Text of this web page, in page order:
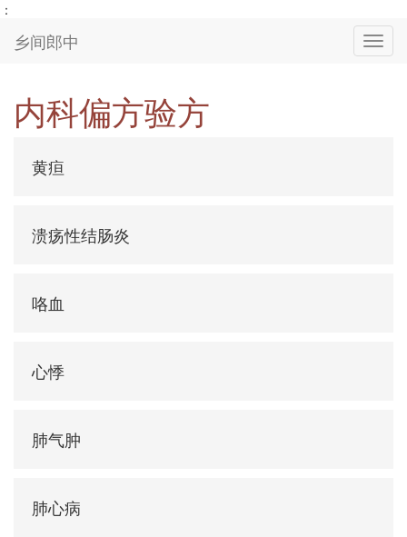
：
乡间郎中
内科偏方验方
黄疸
溃疡性结肠炎
咯血
心悸
肺气肿
肺心病